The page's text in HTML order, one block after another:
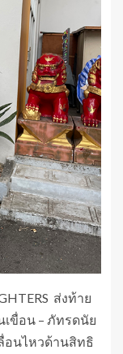
ส่งท้าย
เขื่อน – ภัทรดนัย
อนไหวด้านสิทธิ